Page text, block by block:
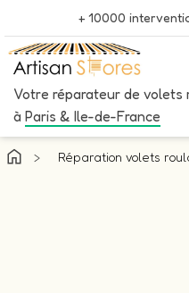
+ 10000
Votre réparateur de
à Paris & Ile-de-France
> Réparation volets